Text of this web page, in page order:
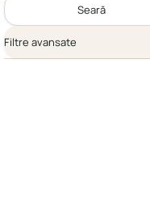
Seară
Filtre avansate